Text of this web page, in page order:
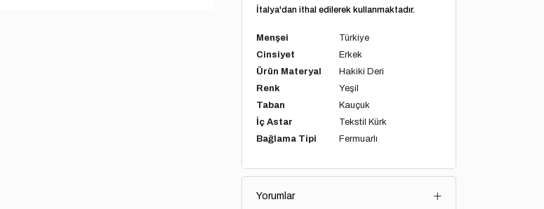
İtalya'dan ithal edilerek kullanmaktadır.
Menşei
Türkiye
Cinsiyet
Erkek
Ürün Materyal
Hakiki Deri
Renk
Yeşil
Taban
Kauçuk
İç Astar
Tekstil Kürk
Bağlama Tipi
Fermuarlı
Yorumlar